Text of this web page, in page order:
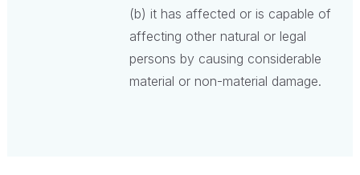
(b) it has affected or is capable of
affecting other natural or legal
persons by causing considerable
material or non-material damage.